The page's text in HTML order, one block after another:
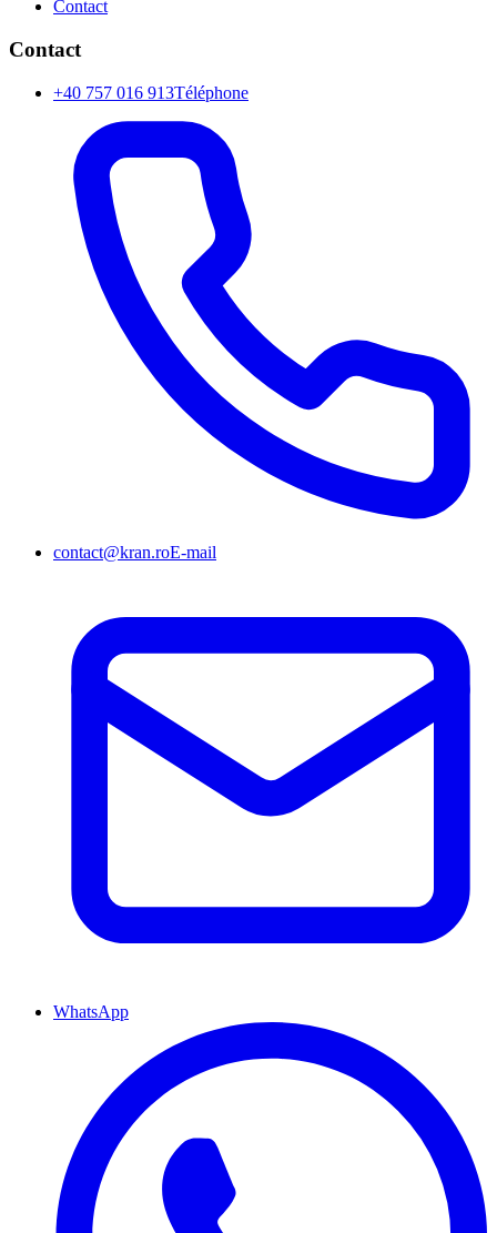
Contact
Contact
+40 757 016 913Téléphone
contact@kran.roE-mail
WhatsApp